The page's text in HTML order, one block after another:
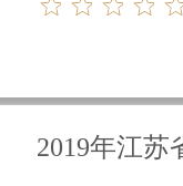
2019年江苏